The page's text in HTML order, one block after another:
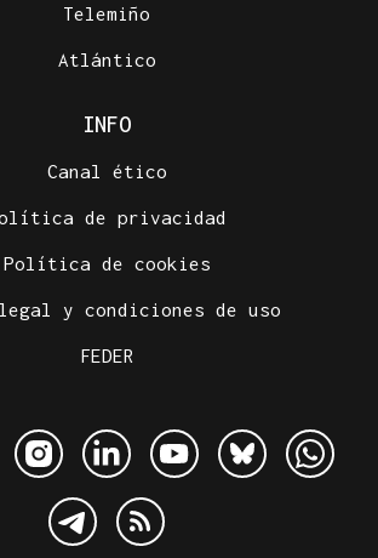
Telemiño
Atlántico
INFO
Canal ético
de privacidad
Política de cookies
y condiciones de uso
FEDER